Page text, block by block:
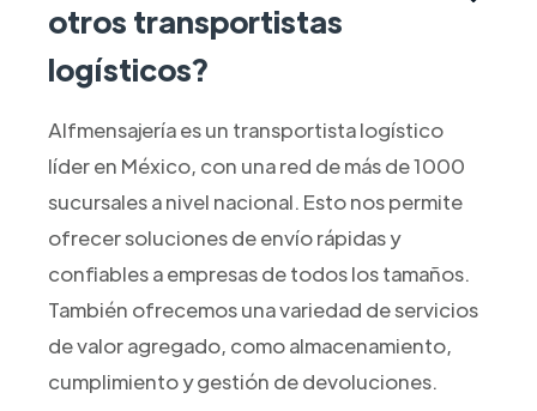
otros transportistas
logísticos?
Alfmensajería es un transportista logístico
líder en México, con una red de más de 1000
sucursales a nivel nacional. Esto nos permite
ofrecer soluciones de envío rápidas y
confiables a empresas de todos los tamaños.
También ofrecemos una variedad de servicios
de valor agregado, como almacenamiento,
cumplimiento y gestión de devoluciones.